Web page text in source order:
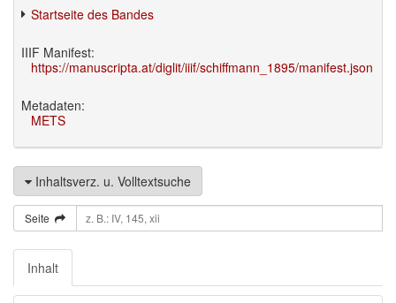
Startseite des Bandes
IIIF Manifest:
https://manuscripta.at/diglit/iiif/schiffmann_1895/manifest.json
Metadaten:
METS
Inhaltsverz. u. Volltextsuche
Seite
Inhalt